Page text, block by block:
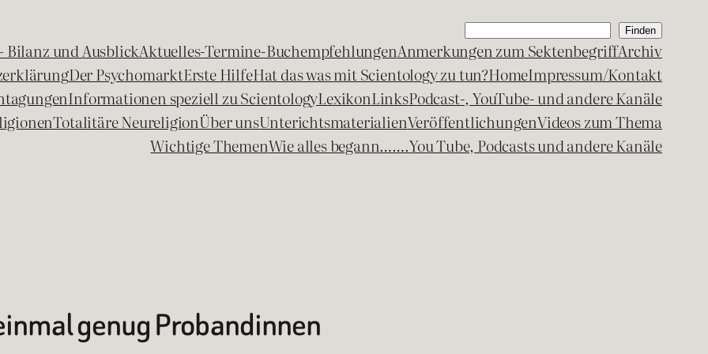
Suchen Finden
Bilanz und AusblickAktuelles-Termine-BuchempfehlungenAnmerkungen zum SektenbegriffArchiv
Der PsychomarktErste HilfeHat das was mit Scientology zu tun?HomeImpressum/Kontakt
Informationen speziell zu ScientologyLexikonLinksPodcast-, YouTube- und andere Kanäle
Totalitäre NeureligionÜber unsUnterichtsmaterialienVeröffentlichungenVideos zum Thema
Wichtige ThemenWie alles begann…….You Tube, Podcasts und andere Kanäle
genug Probandinnen